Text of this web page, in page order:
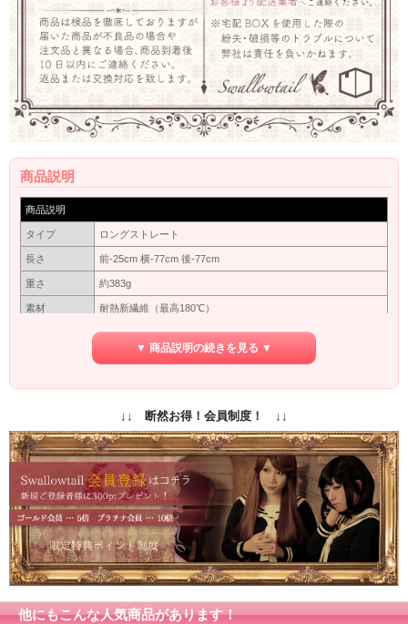
商品説明
商品説明
タイプ ロングストレート
長さ 前-25cm 横-77cm 後-77cm
重さ 約383g
素材 耐熱新繊維（最高180℃）
※型
カバーネットに入れて出来るだけ太陽にあたらない暗いところ
てください。
初期保障／10日間の返品保障
付属品
専用ネット付き
（ウィッグ着用時に地毛をまとめるネットです）
カラー
商品写真はできる限り実物の色に近づけるよう加工しておりま
すが、お客様がご使用するモニター設定や部屋の照明により実
際の商品とは色味が異なる場合があります。
色味が異なる等のクレーム、返品交換等はお受けできません。
予めご了承お願いします。
▼ 商品説明の続きを見る ▼
↓↓ 断然お得！会員制度！ ↓↓
他にもこんな人気商品があります！